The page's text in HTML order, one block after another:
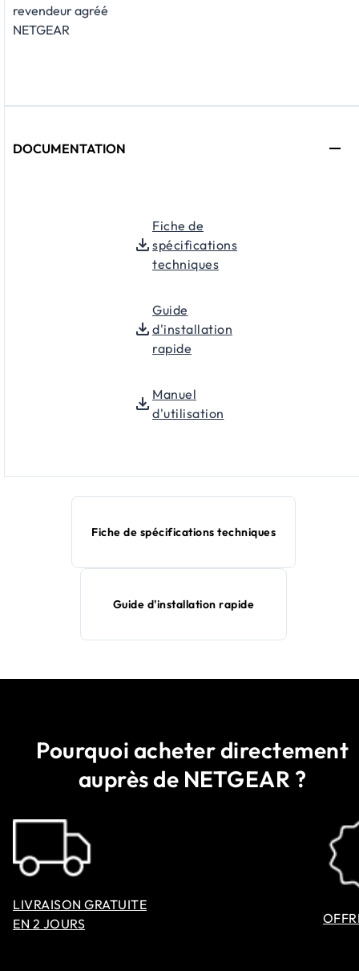
revendeur agréé
NETGEAR
DOCUMENTATION
Fiche de
spécifications
techniques
Guide
d'installation
rapide
Manuel
d'utilisation
Fiche de spécifications techniques
Guide d'installation rapide
Pourquoi acheter directement
auprès de NETGEAR ?
LIVRAISON GRATUITE
EN 2 JOURS